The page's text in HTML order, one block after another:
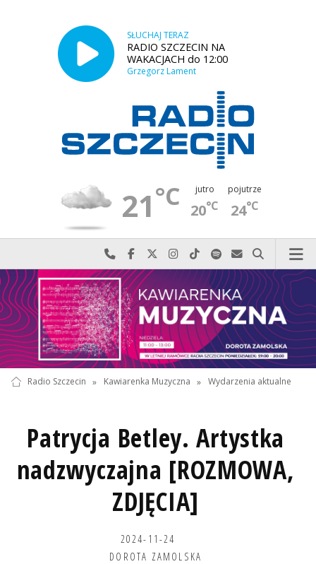
SŁUCHAJ TERAZ
RADIO SZCZECIN NA
WAKACJACH do 12:00
Grzegorz Lament
21°C jutro
20°C
pojutrze
24°C
Najlepiej po prostu do nas zadzwoń
Odwiedź nas na Facebook-u
Odwiedź nas na X
Odwiedź nas na Instagram-ie
Odwiedź nas na TikTok-u
Szukaj nas na Spotify
Wyślij do nas
Szukaj
Radio Szczecin » Kawiarenka Muzyczna » Wydarzenia aktualne
Patrycja Betley. Artystka
nadzwyczajna [ROZMOWA,
ZDJĘCIA]
2024-11-24
DOROTA ZAMOLSKA